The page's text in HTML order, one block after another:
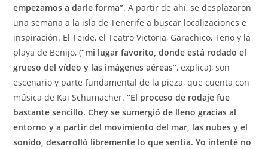
empezamos a darle forma”. A partir de ahí, se desplazaron
una semana a la isla de Tenerife a buscar localizaciones e
inspiración. El Teide, el Teatro Victoria, Garachico, Teno y la
playa de Benijo, (“mi lugar favorito, donde está rodado el
grueso del vídeo y las imágenes aéreas”, explica), son
escenario y parte fundamental de la pieza, que cuenta con
música de Kai Schumacher.“El proceso de rodaje fue
bastante sencillo. Chey se sumergió de lleno gracias al
entorno y a partir del movimiento del mar, las nubes y el
sonido, desarrolló libremente lo que sentía. Yo intenté no